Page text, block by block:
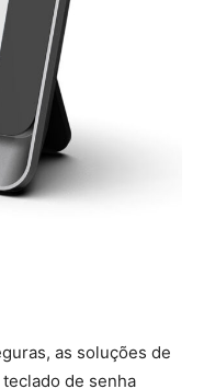
as soluções de
de senha